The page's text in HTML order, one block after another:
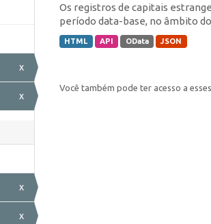
x
x
x
x
Os registros de capitais
período data-base, no âmbito
HTML API OData JSON
Você também pode ter acesso a